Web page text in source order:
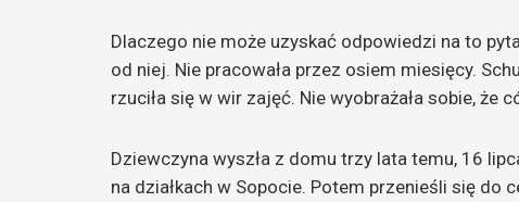
Dlaczego nie może uzyskać odpowiedzi na to
od niej. Nie pracowała przez osiem miesięcy.
rzuciła się w wir zajęć. Nie wyobrażała sobie, że
Dziewczyna wyszła z domu trzy lata temu, 16
na działkach w Sopocie. Potem przenieśli się do